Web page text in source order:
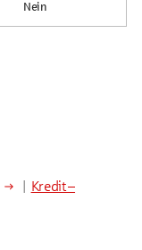
Nein
Kredit –